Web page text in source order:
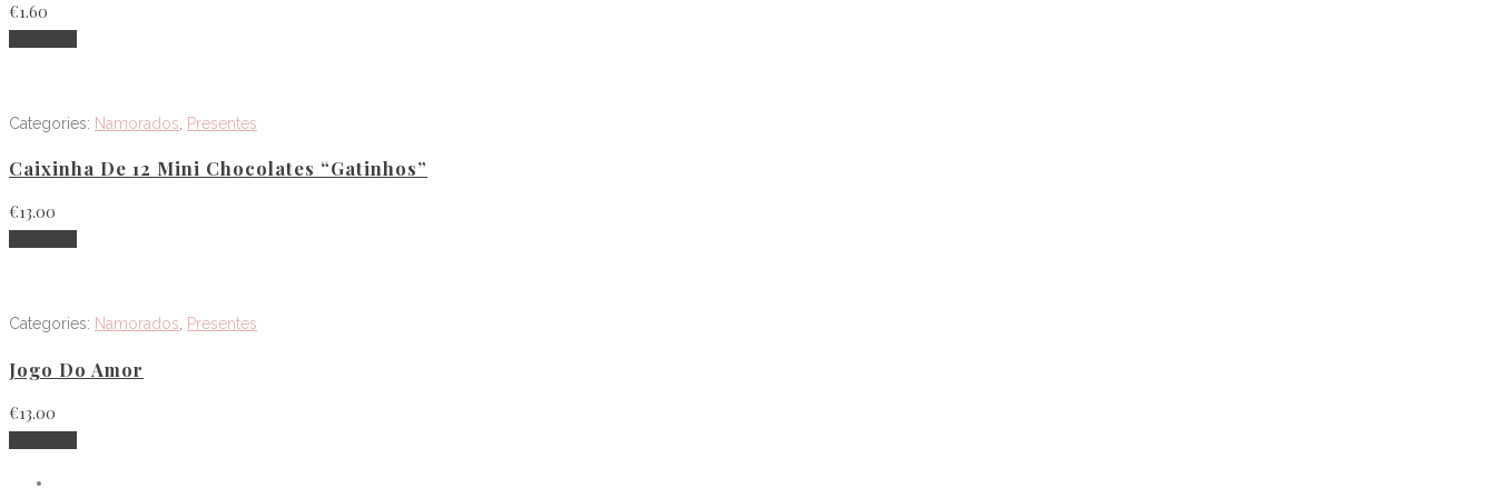
€1.60
Categories: Namorados Presentes
Caixinha De 12 Mini Chocolates “Gatinhos”
€13.00
Categories: Namorados, Presentes
Jogo Do Amor
€13.00